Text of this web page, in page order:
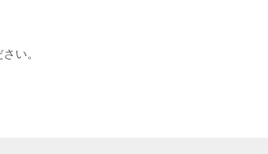
い。